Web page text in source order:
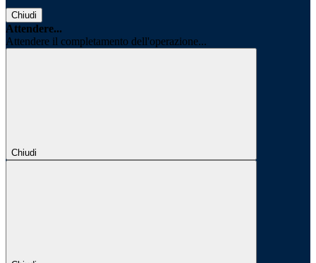
Chiudi
Attendere...
Attendere il completamento dell'operazione...
Chiudi